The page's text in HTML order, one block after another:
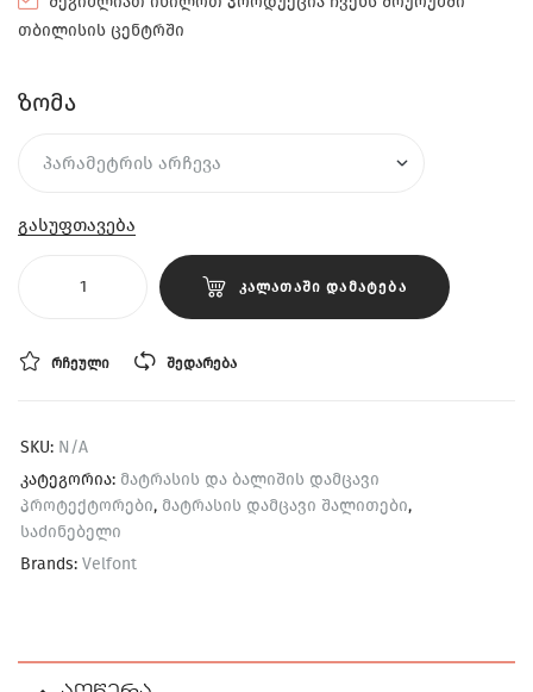
თბილისის ცენტრში
ზომა
გასუფთავება
ᲙᲐᲚᲐᲗᲐᲨᲘ ᲓᲐᲛᲐᲢᲔᲑᲐ
ᲠᲩᲔᲣᲚᲘ ᲨᲔᲓᲐᲠᲔᲑᲐ
SKU: N/A
კატეგორია: მატრასის და ბალიშის დამცავი
პროტექტორები, მატრასის დამცავი შალითები,
საძინებელი
Brands: Velfont